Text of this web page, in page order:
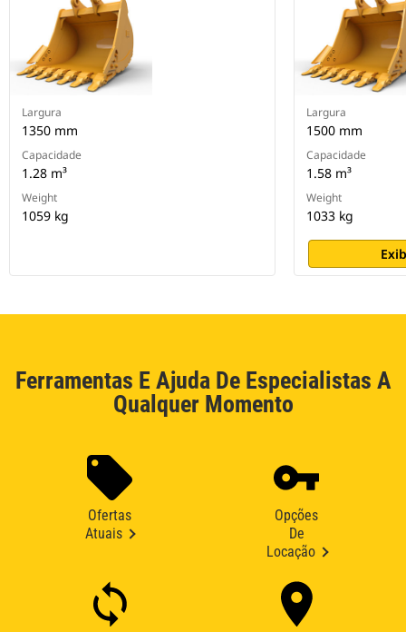
Largura
1350 mm
Capacidade
1.28 m³
Weight
1059 kg
Largura
1500 mm
Capacidade
1.58 m³
Weight
1033 kg
Ferramentas E Ajuda De Especialistas A
Qualquer Momento
Ofertas
Atuais
Opções
De
Locação